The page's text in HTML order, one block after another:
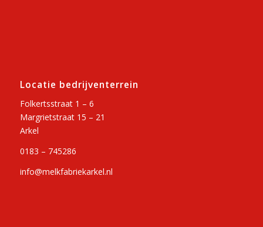
Locatie bedrijventerrein
Folkertsstraat 1 – 6
Margrietstraat 15 – 21
Arkel
0183 – 745286
info@melkfabriekarkel.nl